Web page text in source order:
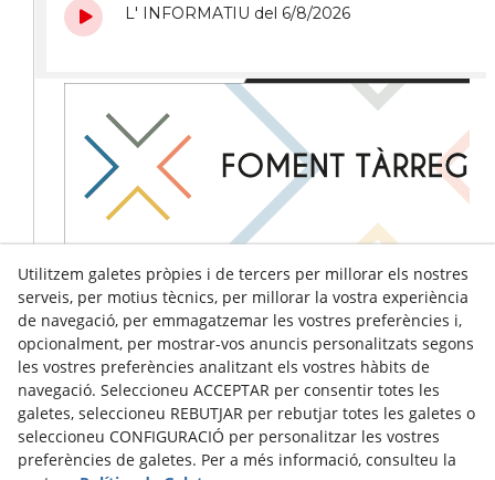
Utilitzem galetes pròpies i de tercers per millorar els nostres
serveis, per motius tècnics, per millorar la vostra experiència
de navegació, per emmagatzemar les vostres preferències i,
opcionalment, per mostrar-vos anuncis personalitzats segons
les vostres preferències analitzant els vostres hàbits de
navegació. Seleccioneu ACCEPTAR per consentir totes les
galetes, seleccioneu REBUTJAR per rebutjar totes les galetes o
seleccioneu CONFIGURACIÓ per personalitzar les vostres
preferències de galetes. Per a més informació, consulteu la